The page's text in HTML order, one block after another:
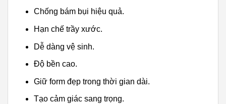
Chống bám bụi hiệu quả.
Hạn chế trầy xước.
Dễ dàng vệ sinh.
Độ bền cao.
Giữ form đẹp trong thời gian dài.
Tạo cảm giác sang trọng.